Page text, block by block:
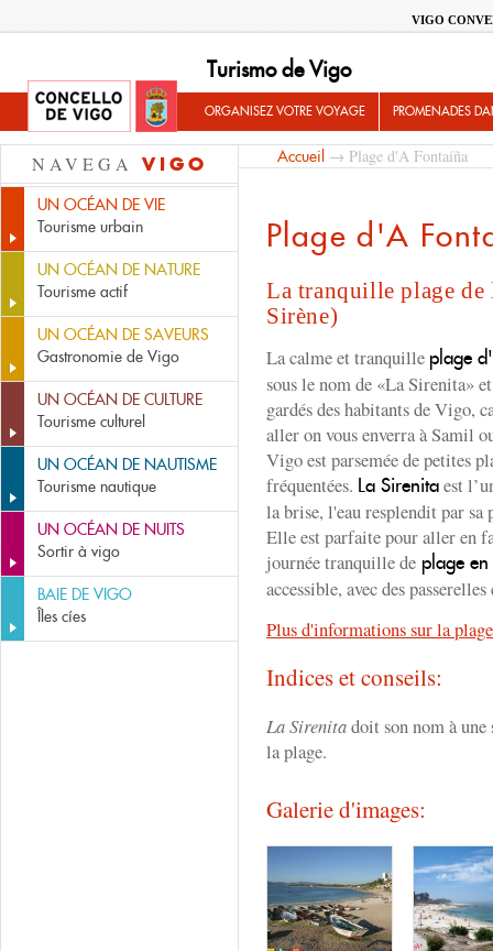
VIGO
Turismo de Vigo
ORGANISEZ VOTRE VOYAGE PROMENADES
NAVEGA VIGO
UN OCÉAN DE VIE
Tourisme urbain
UN OCÉAN DE NATURE
Tourisme actif
UN OCÉAN DE SAVEURS
Gastronomie de Vigo
UN OCÉAN DE CULTURE
Tourisme culturel
UN OCÉAN DE NAUTISME
Tourisme nautique
UN OCÉAN DE NUITS
Sortir à vigo
BAIE DE VIGO
Îles cíes
Accueil → Plage d'A Fontaíña
Plage d'A
La tranquille plage
Sirène)
La calme et tranquille plage
sous le nom de «La Sirenita»
gardés des habitants de Vigo,
aller on vous enverra à Samil
Vigo est parsemée de petites
fréquentées. La Sirenitaest
la brise, l'eau resplendit par sa
Elle est parfaite pour aller en
journée tranquille de plage
accessible, avec des
Plus d'informations sur la
Indices et conseils:
La Sirenitadoit son nom à
la plage.
Galerie d'images: